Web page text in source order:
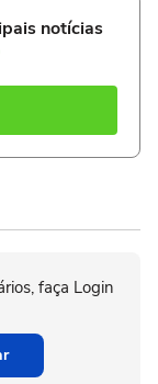
notícias
faça Login